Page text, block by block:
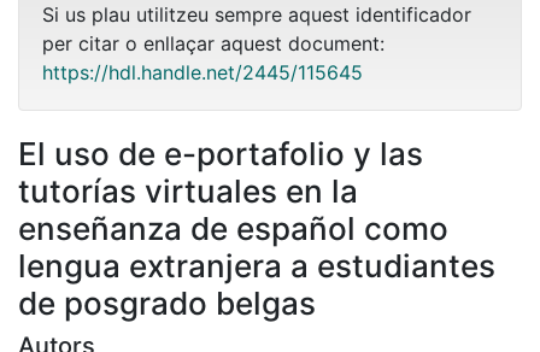
Si us plau utilitzeu sempre aquest identificador
per citar o enllaçar aquest document:
https://hdl.handle.net/2445/115645
El uso de e-portafolio y las
tutorías virtuales en la
enseñanza de español como
lengua extranjera a estudiantes
de posgrado belgas
Autors